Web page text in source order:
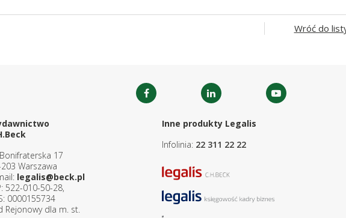
Wróć do
17
Warszawa
legalis@beck.pl
522-010-50-28,
0000155734
Rejonowy dla m. st.
Inne produkty Legalis
Infolinia: 22 311 22 22